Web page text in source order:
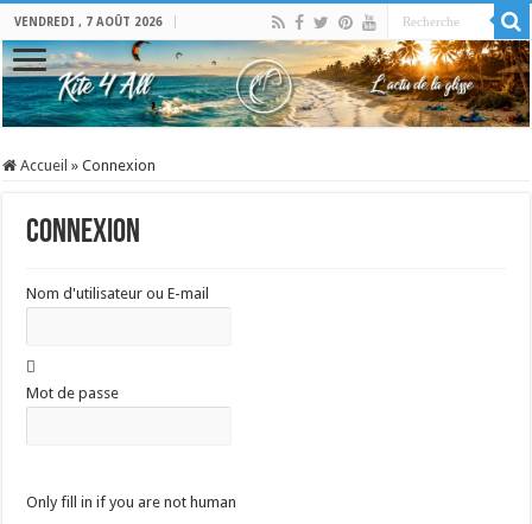
VENDREDI , 7 AOÛT 2026
Accueil » Connexion
Connexion
Nom d'utilisateur ou E-mail
Mot de passe
Only fill in if you are not human